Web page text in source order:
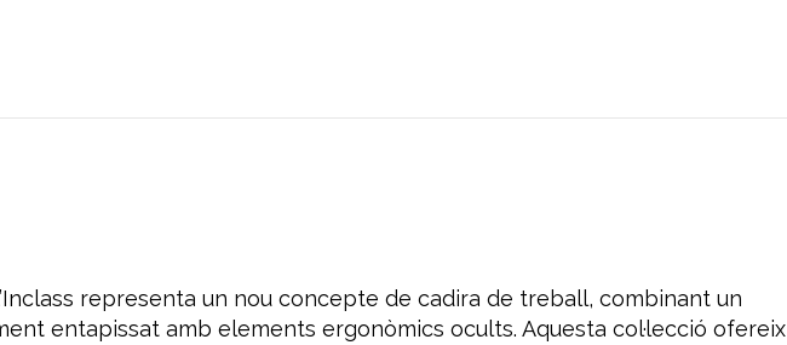
representa un nou concepte de cadira de treball, combinant un
entapissat amb elements ergonòmics ocults. Aquesta col·lecció ofereix